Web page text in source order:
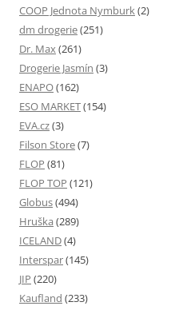
COOP Jednota Nymburk(2)
dm drogerie(251)
Dr. Max(261)
Drogerie Jasmín (3)
ENAPO(162)
ESO MARKET(154)
EVA.cz(3)
Filson Store(7)
FLOP (81)
FLOP TOP (121)
Globus(494)
Hruška (289)
ICELAND(4)
Interspar(145)
JIP (220)
Kaufland (233)